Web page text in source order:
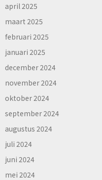
april 2025
maart 2025
februari 2025
januari 2025
december 2024
november 2024
oktober 2024
september 2024
augustus 2024
juli 2024
juni 2024
mei 2024